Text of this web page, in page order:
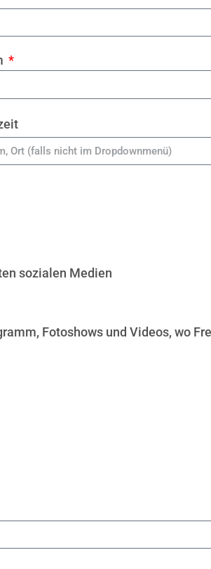
sozialen Medien
Fotoshows und Videos, wo